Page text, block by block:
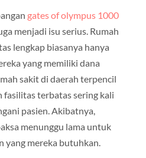
gates of olympus 1000
menjadi isu serius. Rumah
lengkap biasanya hanya
yang memiliki dana
sakit di daerah terpencil
fasilitas terbatas sering kali
pasien. Akibatnya,
menunggu lama untuk
yang mereka butuhkan.